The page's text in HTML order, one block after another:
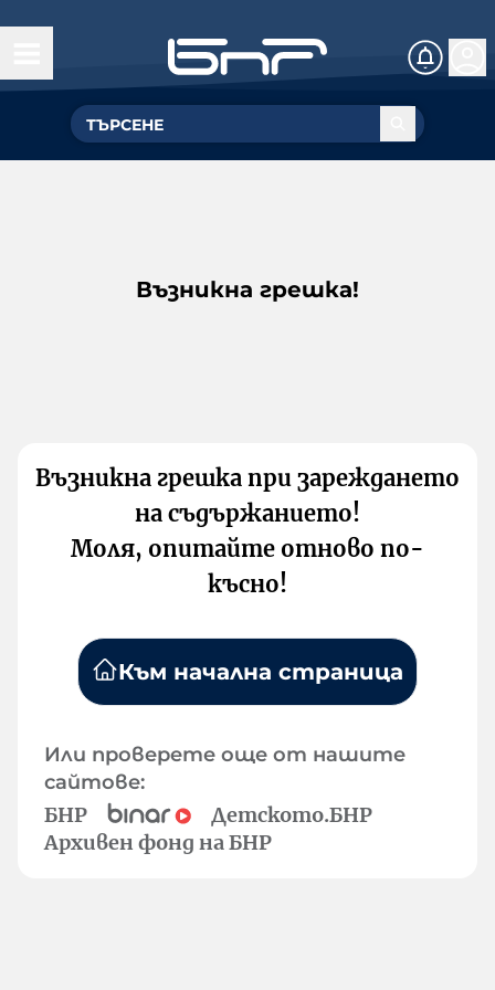
Възникна грешка!
Възникна грешка при зареждането
на съдържанието!
Моля, опитайте отново по-
късно!
Към начална страница
Или проверете още от нашите
сайтове:
БНР
Детското.БНР
Архивен фонд на БНР